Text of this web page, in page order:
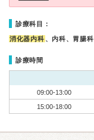
診療科目：
消化器内科 、内科、胃腸科
診療時間
09:00-13:00
15:00-18:00